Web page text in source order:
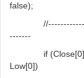
-------
if